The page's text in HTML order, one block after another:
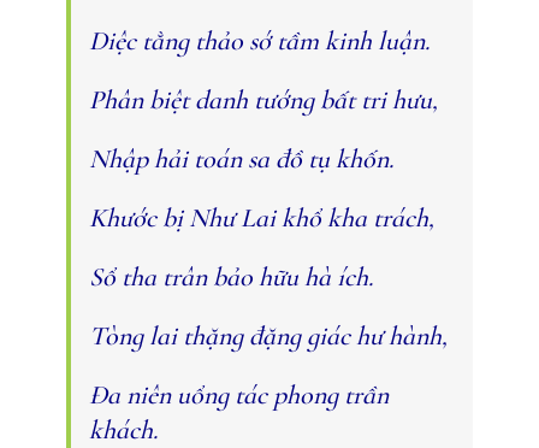
Diệc tằng thảo sớ tầm kinh luận.
Phân biệt danh tướng bất tri hưu,
Nhập hải toán sa đồ tụ khốn.
Khước bị Như Lai khổ kha trách,
Sổ tha trân bảo hữu hà ích.
Tòng lai thặng đặng giác hư hành,
Ða niên uổng tác phong trần
khách.